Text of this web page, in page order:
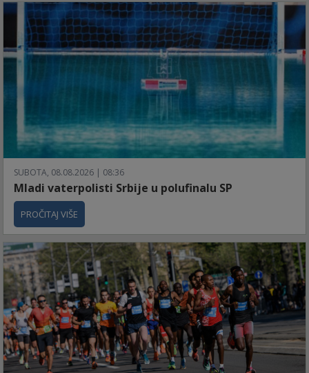
SUBOTA, 08.08.2026 | 08:36
Mladi vaterpolisti Srbije u polufinalu SP
PROČITAJ VIŠE